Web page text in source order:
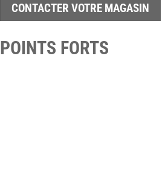
CONTACTER VOTRE MAGASIN
POINTS FORTS